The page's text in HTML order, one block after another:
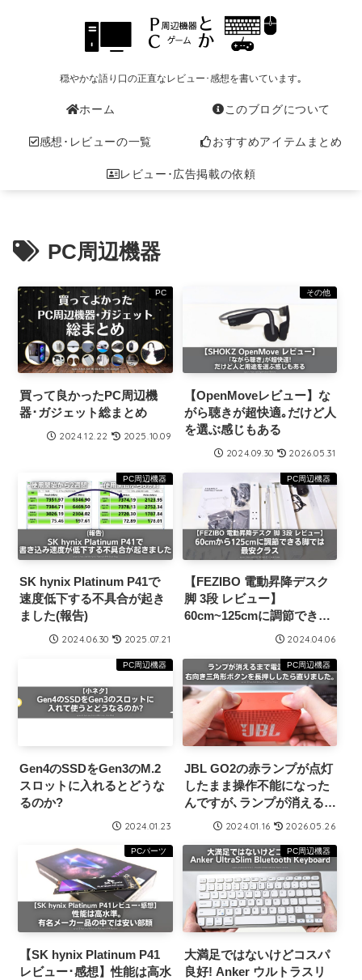
穏やかな語り口の正直なレビュー･感想を書いています｡
ホーム このブログについて
感想･レビューの一覧 おすすめアイテムまとめ
レビュー･広告掲載の依頼
PC周辺機器
PC
買って良かったPC周辺機
器･ガジェット総まとめ
2024.12.22 2025.10.09
その他
【OpenMoveレビュー】な
がら聴きが超快適｡だけど人
を選ぶ感じもある
2024.09.30 2026.05.31
PC周辺機器
SK hynix Platinum P41で
速度低下する不具合が起き
ました(報告)
2024.06.30 2025.07.21
PC周辺機器
【FEZIBO 電動昇降デスク
脚 3段 レビュー】
60cm~125cmに調節できる
脚では最安クラス
2024.04.06
PC周辺機器
Gen4のSSDをGen3のM.2
スロットに入れるとどうな
るのか?
2024.01.23
PC周辺機器
JBL GO2の赤ランプが点灯
したまま操作不能になった
んですが､ランプが消えるま
で電源ボタンと右向き三角
りました
2024.01.16 2026.05.26
PCパーツ
【SK hynix Platinum P41
レビュー･感想】性能は高水
PC周辺機器
大満足ではないけどコスパ
良好! Anker ウルトラスリ